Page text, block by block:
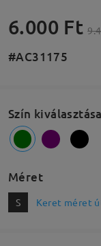
6.000 Ft
#AC31175
Szín kiválasztása
Méret
S Keret méret